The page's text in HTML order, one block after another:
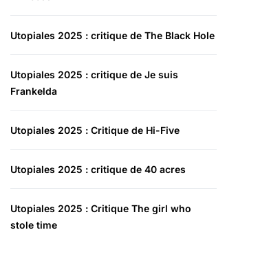
Utopiales 2025 : critique de The Black Hole
Utopiales 2025 : critique de Je suis
Frankelda
Utopiales 2025 : Critique de Hi-Five
Utopiales 2025 : critique de 40 acres
Utopiales 2025 : Critique The girl who
stole time